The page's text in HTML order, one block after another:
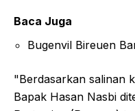
Baca Juga
Bugenvil Bireuen
"Berdasarkan salinan
Bapak Hasan Nasbi